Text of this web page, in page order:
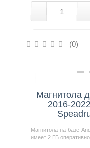
(0)
Магнитола
2016-
Магнитола на базе
имеет 2 ГБ